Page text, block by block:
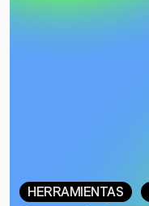
HERRAMIENTAS